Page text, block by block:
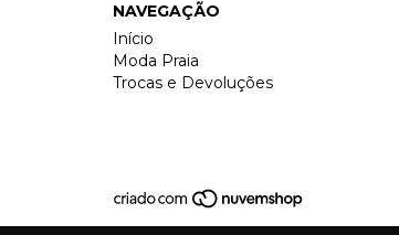
NAVEGAÇÃO
Início
Moda Praia
Trocas e Devoluções